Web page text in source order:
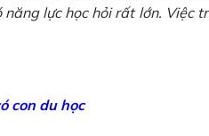
lực học hỏi rất lớn. Việc
con du học